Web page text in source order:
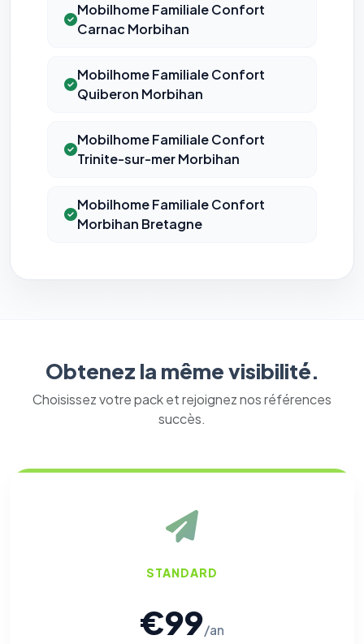
Mobilhome Familiale Confort
Carnac Morbihan
Mobilhome Familiale Confort
Quiberon Morbihan
Mobilhome Familiale Confort
Trinite-sur-mer Morbihan
Mobilhome Familiale Confort
Morbihan Bretagne
Obtenez la même visibilité.
Choisissez votre pack et rejoignez nos références
succès.
STANDARD
€99/an